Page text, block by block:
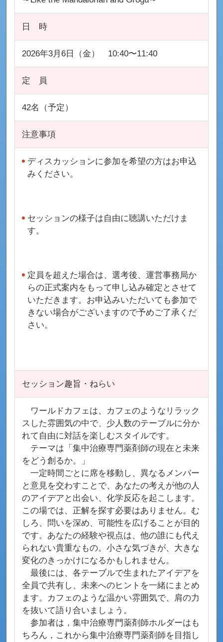
日 時
2026年3月6日（金） 10:40〜11:40
定 員
42名（予定）
注意事項
ディスカッションに参加を希望の方はお申込
みください。
セッションの様子は自由に聴講いただけま
す。
定員を超えた場合は、選考後、運営事務局か
らの正式案内をもって申し込み確定とさせて
いただきます。お申込みいただいても参加で
きない場合がございますので予めご了承くだ
さい。
セッション趣旨・ねらい
ワールドカフェは、カフェのようなリラック
スした雰囲気の中で、少人数のテーブルに分か
れて自由に対話を楽しむスタイルです。
テーマは「集中治療専門薬剤師の現在と未来
をどう創るか。」
一定時間ごとに席を移動し、異なるメンバー
と意見を交わすことで、あなたの考えが他の人
のアイデアと出会い、化学反応を起こします。
この場では、正解を探す必要はありません。む
しろ、問いを深め、可能性を広げることが目的
です。あなたの経験や視点は、他の誰にも代え
られない貴重なもの。小さな気づきが、大きな
変化のきっかけになるかもしれません。
最後には、各テーブルで生まれたアイデアを
全員で共有し、未来へのヒントを一緒にまとめ
ます。カフェのような温かい雰囲気で、肩の力
を抜いて語り合いましょう。
参加者は，集中治療専門薬剤師ホルダーはも
ちろん，これから集中治療専門薬剤師を目指し